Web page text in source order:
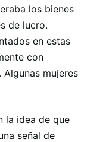
los bienes
de lucro.
en estas
con
mujeres
la idea de que
señal de